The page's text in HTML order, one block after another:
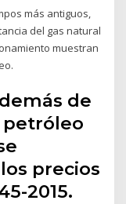
más antiguos,
del gas natural
muestran
de
petróleo
precios
2015.